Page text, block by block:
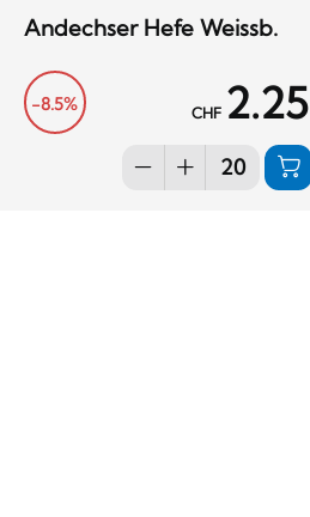
Andechser Hefe Weissb.
-8.5% CHF 2.25